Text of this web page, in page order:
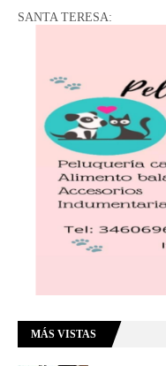
SANTA TERESA:
MÁS VISTAS